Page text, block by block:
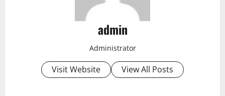
admin
Administrator
Visit Website View All Posts